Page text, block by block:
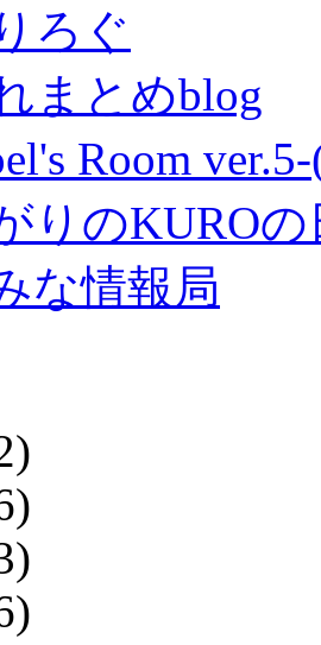
ろぐ
まとめblog
Room
りのKURO
な情報局